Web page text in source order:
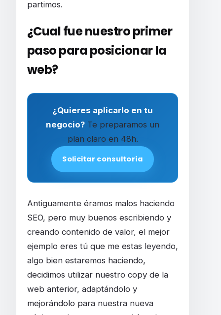
partimos.
¿Cual fue nuestro primer
paso para posicionar la
web?
¿Quieres aplicarlo en tu
negocio? Te preparamos un
plan claro en 48h.
Solicitar consultoría
Antiguamente éramos malos haciendo
SEO, pero muy buenos escribiendo y
creando contenido de valor, el mejor
ejemplo eres tú que me estas leyendo,
algo bien estaremos haciendo,
decidimos utilizar nuestro copy de la
web anterior, adaptándolo y
mejorándolo para nuestra nueva